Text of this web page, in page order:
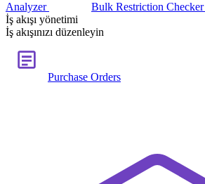
Analyzer Bulk Restriction Checker
İş akışı yönetimi
İş akışınızı düzenleyin
Purchase Orders